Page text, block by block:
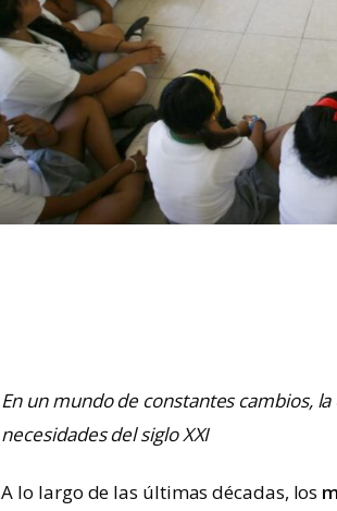
En un mundo de constantes cambios,
necesidades del siglo XXI
A lo largo de las últimas décadas, los